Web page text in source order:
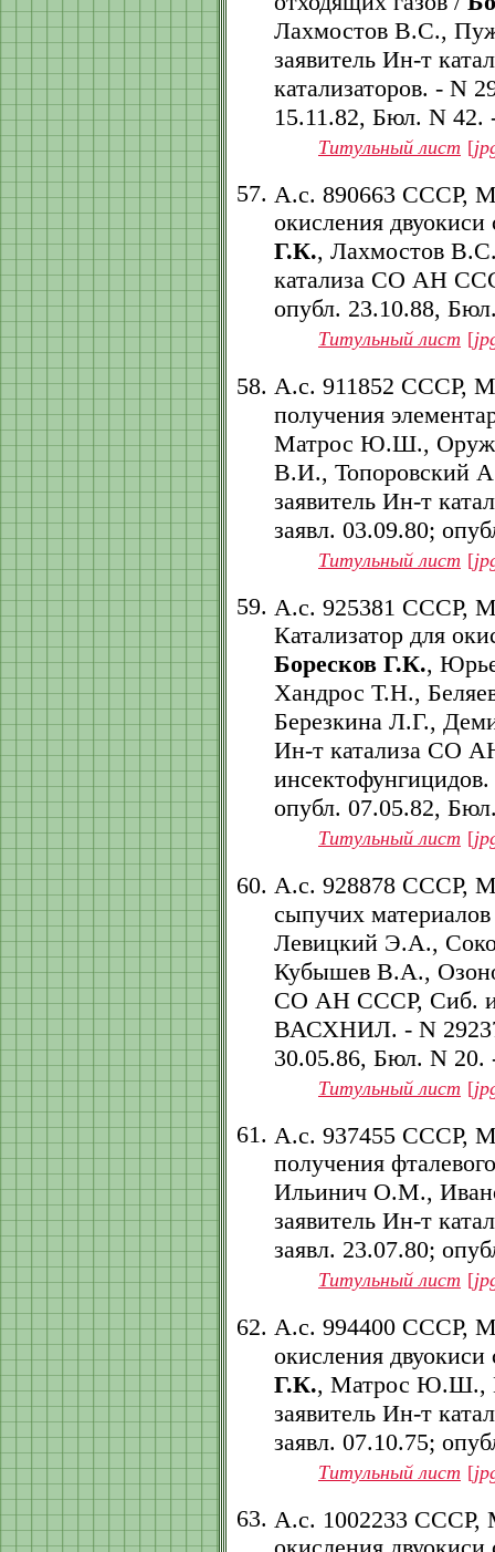
Лахмостов В.С.,
заявитель Ин-т
катализаторов. - N
15.11.82, Бюл. N 42.
Титульный лист [
А.с. 890663 СССР,
окисления
Г.К., Лахмостов
катализа СО АН
опубл. 23.10.88,
Титульный лист [
А.с. 911852 СССР,
получения
Матрос Ю.Ш.,
В.И., Топоровский
заявитель Ин-т
заявл. 03.09.80;
Титульный лист [
А.с. 925381 СССР,
Катализатор для
Боресков Г.К.,
Хандрос Т.Н.,
Березкина Л.Г.,
Ин-т катализа СО
опубл. 07.05.82,
Титульный лист [
А.с. 928878 СССР,
сыпучих
Левицкий Э.А.,
Кубышев В.А.,
СО АН СССР, Сиб.
ВАСХНИЛ. - N
30.05.86, Бюл. N 20.
Титульный лист [
А.с. 937455 СССР,
получения
Ильинич О.М.,
заявитель Ин-т
заявл. 23.07.80;
Титульный лист [
А.с. 994400 СССР,
окисления
Г.К., Матрос Ю.Ш.,
заявитель Ин-т
заявл. 07.10.75;
Титульный лист [
А.с. 1002233